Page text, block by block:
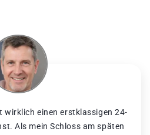
wirklich einen erstklassigen 24-
Als mein Schloss am späten